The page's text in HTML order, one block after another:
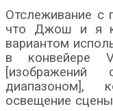
Отслеживание с
что Джош и я
вариантом
в конвейере
диапазоном],
освещение